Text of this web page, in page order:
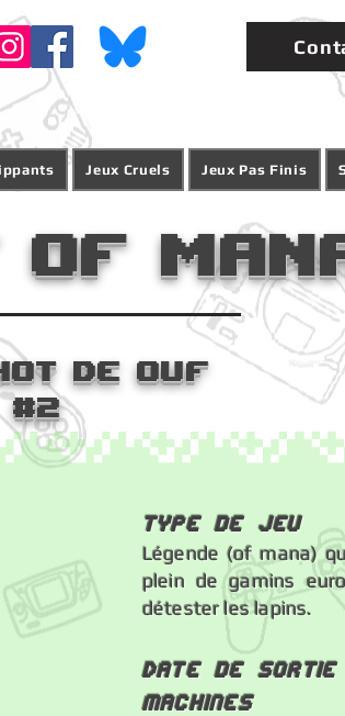
Jeux Cruels Jeux Pas Finis
De ouf
#2
Type de jeu
Légende (of mana)
plein de gamins
détester les lapins.
Date de
machines